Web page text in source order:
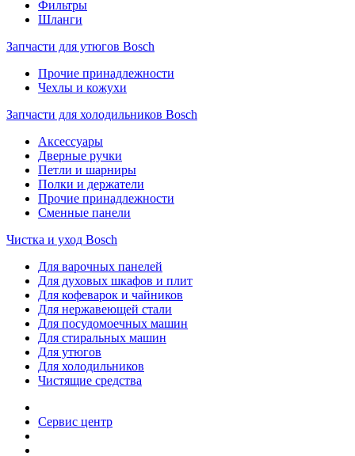
Фильтры
Шланги
Запчасти для утюгов Bosch
Прочие принадлежности
Чехлы и кожухи
Запчасти для холодильников Bosch
Аксессуары
Дверные ручки
Петли и шарниры
Полки и держатели
Прочие принадлежности
Сменные панели
Чистка и уход Bosch
Для варочных панелей
Для духовых шкафов и плит
Для кофеварок и чайников
Для нержавеющей стали
Для посудомоечных машин
Для стиральных машин
Для утюгов
Для холодильников
Чистящие средства
Сервис центр